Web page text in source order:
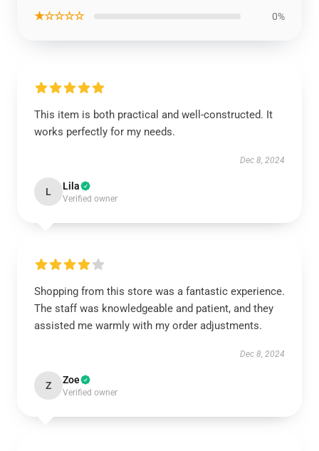
★☆☆☆☆ 0%
This item is both practical and well-constructed. It
works perfectly for my needs.
Dec 8, 2024
L Lila
Verified owner
Shopping from this store was a fantastic experience.
The staff was knowledgeable and patient, and they
assisted me warmly with my order adjustments.
Dec 8, 2024
Z Zoe
Verified owner